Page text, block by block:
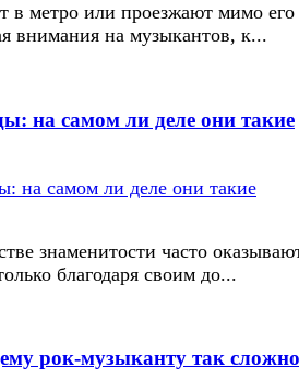
в метро или проезжают мимо его
внимания на музыкантов, к...
на самом ли деле они такие
знаменитости часто
благодаря своим до...
рок-музыканту так сложно